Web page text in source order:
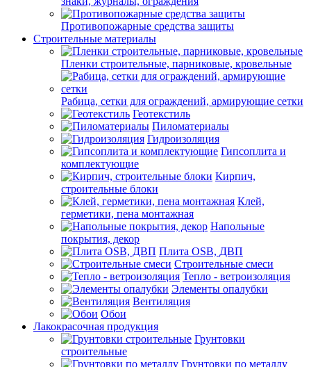
Противопожарные средства защиты
Строительные материалы
Пленки строительные, парниковые, кровельные
Рабица, сетки для ограждений, армирующие сетки
Геотекстиль
Пиломатериалы
Гидроизоляция
Гипсоплита и
комплектующие
Кирпич,
строительные блоки
Клей,
герметики, пена монтажная
Напольные
покрытия, декор
Плита OSB, ДВП
Строительные смеси
Тепло - ветроизоляция
Элементы опалубки
Вентиляция
Обои
Лакокрасочная продукция
Грунтовки
строительные
Грунтовки по металлу